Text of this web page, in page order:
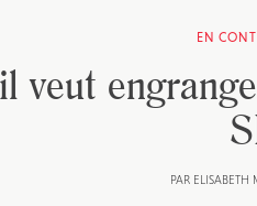
EN
veut
PAR ELISABETH